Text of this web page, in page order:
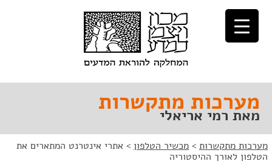
לתוכן
לניווט
מערכות מתקשרות
מאת רמי אריאלי
מערכות מתקשרות > מכשיר הטלפון > אתרי אינטרנט המתארים את
הטלפון לאורך ההיסטוריה